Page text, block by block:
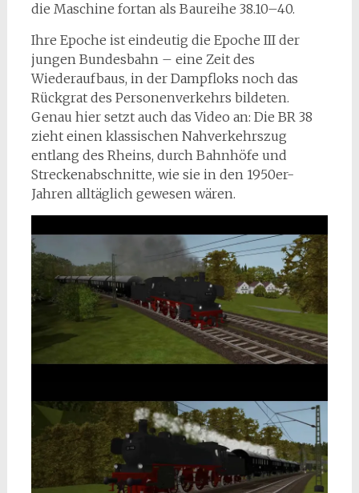
die Maschine fortan als Baureihe 38.10–40.
Ihre Epoche ist eindeutig die Epoche III der
jungen Bundesbahn – eine Zeit des
Wiederaufbaus, in der Dampfloks noch das
Rückgrat des Personenverkehrs bildeten.
Genau hier setzt auch das Video an: Die BR 38
zieht einen klassischen Nahverkehrszug
entlang des Rheins, durch Bahnhöfe und
Streckenabschnitte, wie sie in den 1950er-
Jahren alltäglich gewesen wären.